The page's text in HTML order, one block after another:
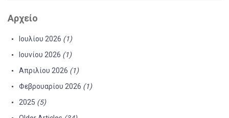
Αρχείο
Ιουλίου 2026 (1)
Ιουνίου 2026 (1)
Απριλίου 2026 (1)
Φεβρουαρίου 2026 (1)
2025 (5)